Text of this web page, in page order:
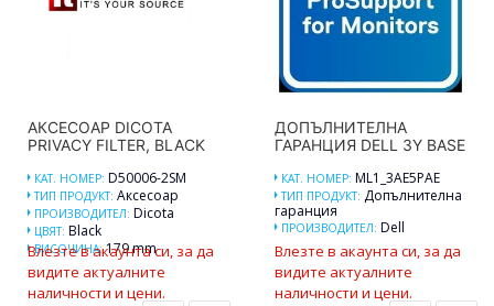
АКСЕСОАР DICOTA
PRIVACY FILTER, BLACK
КАТ. НОМЕР: D50006-2SM
ТИП ПРОДУКТ: Аксесоар
ПРОИЗВОДИТЕЛ: Dicota
ЦВЯТ: Black
ВИСОЧИНА:179 mm
Влезте в акаунта си, за да
видите актуалните
наличности и цени.
ДОПЪЛНИТЕЛНА
ГАРАНЦИЯ DELL 3Y BASE
КАТ. НОМЕР: ML1_3AE5PAE
ТИП ПРОДУКТ: Допълнителна
гаранция
ПРОИЗВОДИТЕЛ: Dell
Влезте в акаунта си, за да
видите актуалните
наличности и цени.